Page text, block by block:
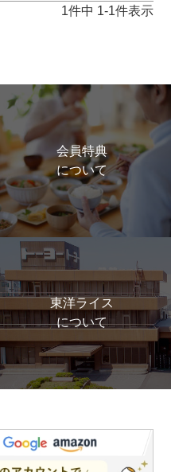
1件中 1-1件表示
会員特典
について
東洋ライス
について